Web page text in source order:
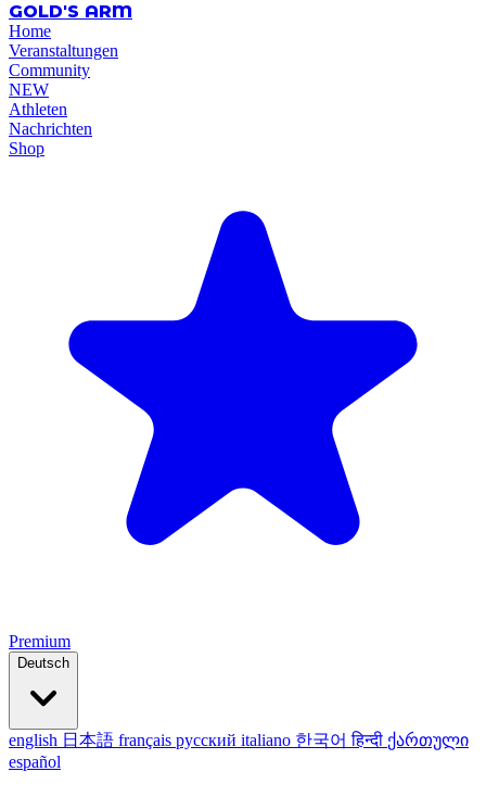
GOLD'S ARM
Home
Veranstaltungen
Community
NEW
Athleten
Nachrichten
Shop
Premium
Deutsch
english 日本語 français русский italiano 한국어हिन्दी ქართული
español